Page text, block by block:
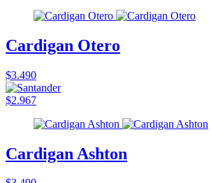
Cardigan Otero
$3.490
$2.967
Cardigan Ashton